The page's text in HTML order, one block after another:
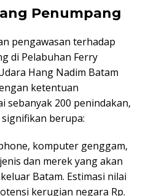
Penumpang
pengawasan terhadap
di Pelabuhan Ferry
Hang Nadim Batam
ketentuan
sebanyak 200 penindakan,
berupa:
komputer genggam,
dan merek yang akan
Batam. Estimasi nilai
kerugian negara Rp.